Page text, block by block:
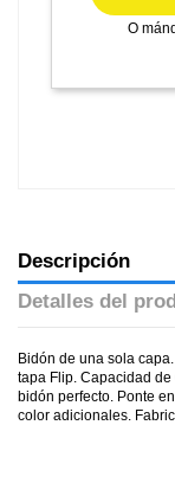
O
Descripción
Detalles del
Bidón de una sola
tapa Flip. Capacidad de
bidón perfecto. Ponte
color adicionales.